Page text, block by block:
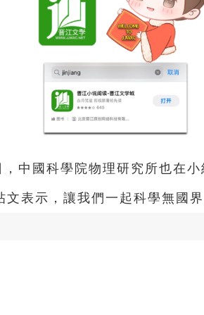
，中國科學院物理研究所也在
文表示，讓我們一起科學無國界